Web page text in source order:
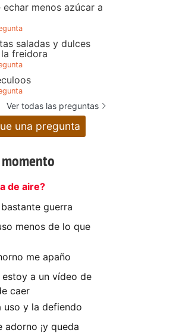
mascarpone y
chocolate (sin
menos azúcar a
saladas y dulces
freidora
Ver todas las preguntas
una pregunta
de aire?
guerra
menos de lo que
me apaño
estoy a un vídeo de
caer
uso y la defiendo
adorno ¡y queda